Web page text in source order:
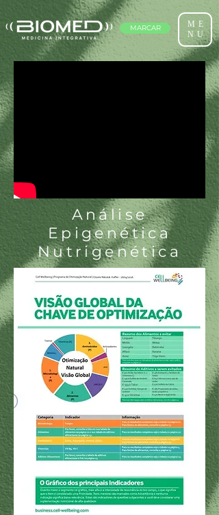
MARCAR
ME
NU
Análise
Epigenética
Nutrigenética